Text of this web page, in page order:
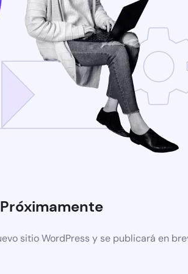
Próximamente
sitio WordPress y se publicará en